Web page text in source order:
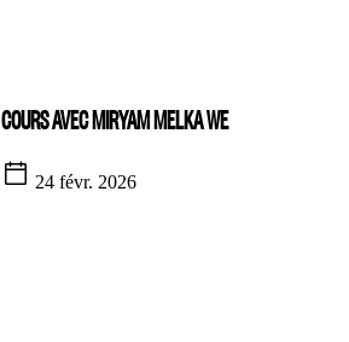
COURS AVEC MIRYAM MELKA WE
24 févr. 2026